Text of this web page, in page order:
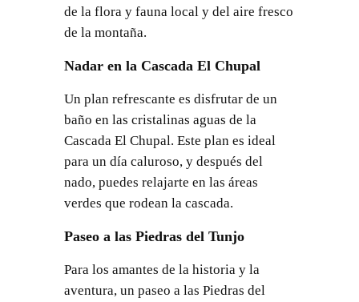
de la flora y fauna local y del aire fresco
de la montaña.
Nadar en la Cascada El Chupal
Un plan refrescante es disfrutar de un
baño en las cristalinas aguas de la
Cascada El Chupal. Este plan es ideal
para un día caluroso, y después del
nado, puedes relajarte en las áreas
verdes que rodean la cascada.
Paseo a las Piedras del Tunjo
Para los amantes de la historia y la
aventura, un paseo a las Piedras del